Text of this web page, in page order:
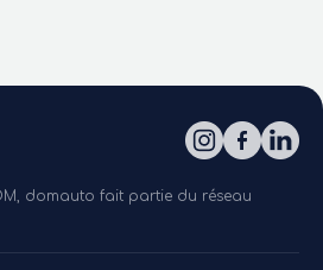
domauto fait partie du réseau